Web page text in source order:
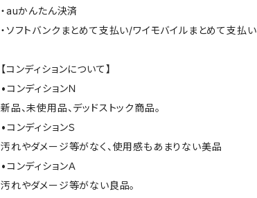
・auかんたん決済
・ソフトバンクまとめて支払い/ワイモバイルまとめて支払い
【コンディションについて】
•コンディションＮ
新品、未使用品、デッドストック商品。
•コンディションＳ
汚れやダメージ等がなく、使用感もあまりない美品
•コンディションＡ
汚れやダメージ等がない良品。